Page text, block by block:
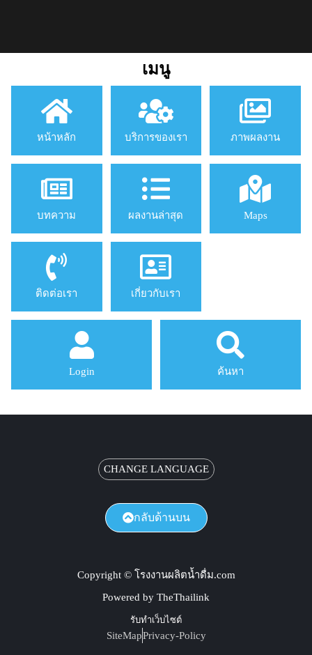
เมนู
หน้าหลัก บริการของเรา ภาพผลงาน
บทความ ผลงานล่าสุด Maps
ติดต่อเรา เกี่ยวกับเรา
Login ค้นหา
Copyright © โรงงานผลิตน้ำดื่ม.com
Powered by TheThailink
รับทำเว็บไซต์
SiteMapPrivacy-Policy
CHANGE LANGUAGE
กลับด้านบน